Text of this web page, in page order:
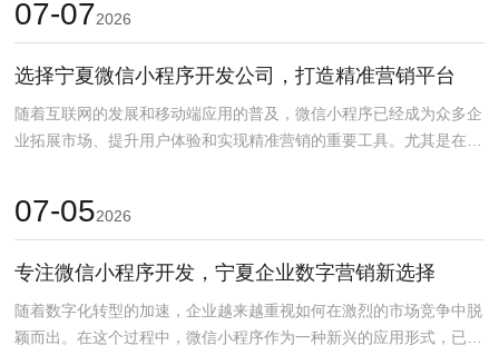
07-072026
选择宁夏微信小程序开发公司，打造精准营销平台
随着互联网的发展和移动端应用的普及，微信小程序已经成为众多企
业拓展市场、提升用户体验和实现精准营销的重要工具。尤其是在宁
07-052026
专注微信小程序开发，宁夏企业数字营销新选择
随着数字化转型的加速，企业越来越重视如何在激烈的市场竞争中脱
颖而出。在这个过程中，微信小程序作为一种新兴的应用形式，已成